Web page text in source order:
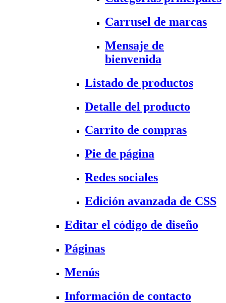
Carrusel de marcas
Mensaje de
bienvenida
Listado de productos
Detalle del producto
Carrito de compras
Pie de página
Redes sociales
Edición avanzada de CSS
Editar el código de diseño
Páginas
Menús
Información de contacto